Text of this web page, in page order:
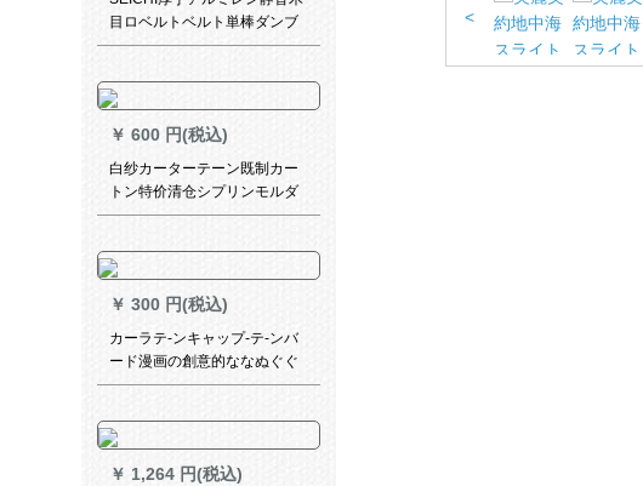
目ロベルトベルト単棒ダンブ
ロッテテテテテライン上部に
￥ 600 円(税込)
白纱カーターテーン既制カー
トン特价清仓シプリンモルダ
レスレスシートの窓の薄い纱
m【打孔】
￥ 300 円(税込)
カーラテ-ンキャップ-テ-ンバ
ード漫画の創意的ななぬぐぐ
るのみ-ンドバーナとサールの
￥ 1,264 円(税込)
<